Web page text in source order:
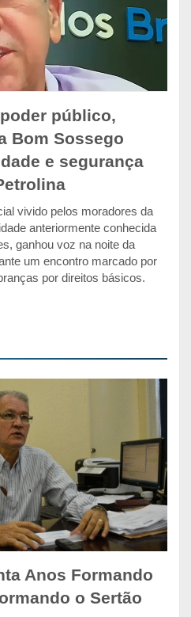
público,
Bom Sossego
e segurança
vivido pelos moradores da
anteriormente conhecida
ganhou voz na noite da
um encontro marcado por
por direitos básicos.
Anos Formando
o Sertão